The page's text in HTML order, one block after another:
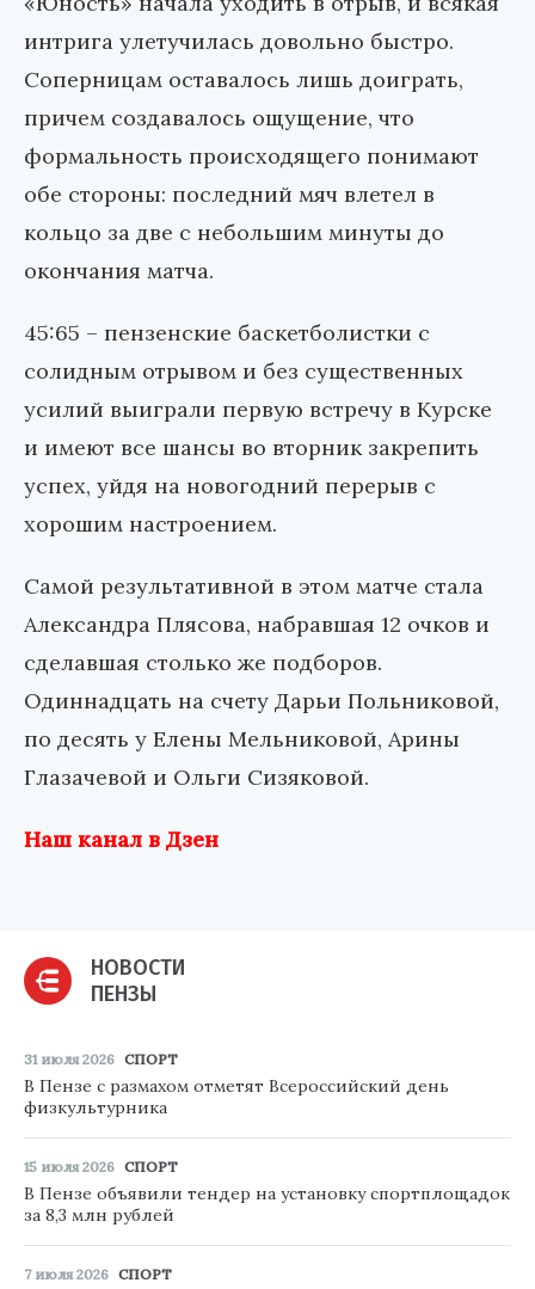
интрига улетучилась довольно быстро.
Соперницам оставалось лишь доиграть,
причем создавалось ощущение, что
формальность происходящего понимают
обе стороны: последний мяч влетел в
кольцо за две с небольшим минуты до
окончания матча.
45:65 – пензенские баскетболистки с
солидным отрывом и без существенных
усилий выиграли первую встречу в Курске
и имеют все шансы во вторник закрепить
успех, уйдя на новогодний перерыв с
хорошим настроением.
Самой результативной в этом матче стала
Александра Плясова, набравшая 12 очков и
сделавшая столько же подборов.
Одиннадцать на счету Дарьи Польниковой,
по десять у Елены Мельниковой, Арины
Глазачевой и Ольги Сизяковой.
Наш канал в Дзен
НОВОСТИ
ПЕНЗЫ
31 июля 2026 СПОРТ
В Пензе с размахом отметят Всероссийский день
физкультурника
15 июля 2026 СПОРТ
В Пензе объявили тендер на установку спортплощадок
за 8,3 млн рублей
7 июля 2026 СПОРТ